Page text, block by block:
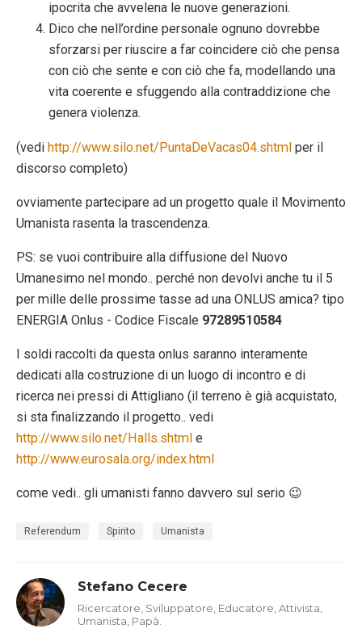
ipocrita che avvelena le nuove generazioni.
Dico che nell’ordine personale ognuno dovrebbe
sforzarsi per riuscire a far coincidere ciò che pensa
con ciò che sente e con ciò che fa, modellando una
vita coerente e sfuggendo alla contraddizione che
genera violenza.
(vedi http://www.silo.net/PuntaDeVacas04.shtml per il
discorso completo)
ovviamente partecipare ad un progetto quale il Movimento
Umanista rasenta la trascendenza.
PS: se vuoi contribuire alla diffusione del Nuovo
Umanesimo nel mondo.. perché non devolvi anche tu il 5
per mille delle prossime tasse ad una ONLUS amica? tipo
ENERGIA Onlus - Codice Fiscale 97289510584
I soldi raccolti da questa onlus saranno interamente
dedicati alla costruzione di un luogo di incontro e di
ricerca nei pressi di Attigliano (il terreno è già acquistato,
si sta finalizzando il progetto.. vedi
http://www.silo.net/Halls.shtml e
http://www.eurosala.org/index.html
come vedi.. gli umanisti fanno davvero sul serio 😉
Referendum Spirito Umanista
Stefano Cecere
Ricercatore, Sviluppatore, Educatore, Attivista,
Umanista, Papà.